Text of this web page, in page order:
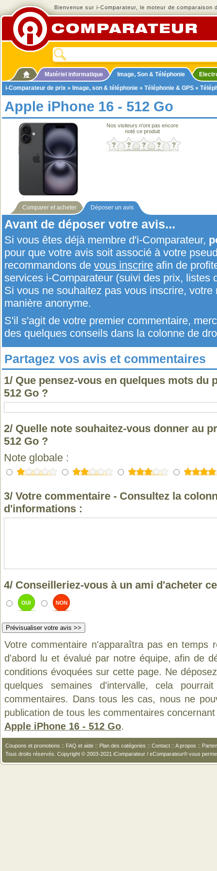
Bienvenue sur i-Comparateur, le moteur de comparaison
Matériel informatique Image, Son & Téléphonie
i-Comparateur de prix » Image, son & téléphonie » Téléphonie & GPS »
Apple iPhone 16 - 512 Go
Nos visiteurs n'ont pas encore
noté ce produit
Comparer et acheter Déposer un avis
Avant de déposer votre avis...
Si vous êtes déjà membre d'i-Comparateur,
pour que votre avis soit associé à votre
recommandons de vous inscrire afin de
services i-Comparateur (suivi des prix, listes
Si vous ne souhaitez pas vous inscrire,
manière anonyme.
S'il s'agit de votre premier commentaire,
des quelques conseils dans la colonne de
Partagez vos avis et commentaires
1/ Que pensez-vous en quelques mots du
512 Go ?
2/ Quelle note souhaitez-vous donner au
512 Go ?
Note globale :
3/ Votre commentaire - Consultez la
d'informations :
4/ Conseilleriez-vous à un ami d'acheter
Votre commentaire n'apparaîtra pas en temps
d'abord lu et évalué par notre équipe, afin de
conditions évoquées sur cette page. Ne
quelques semaines d'intervalle, cela
commentaires. Dans tous les cas, nous ne
publication de tous les commentaires
Apple iPhone 16 - 512 Go.
Coupons et promotions :: FAQ et aide :: Plan des catégories :: Contact :: A propos ::
Tous droits réservés. Copyright © 2003-2021 iComparateur / eComparateur® vous